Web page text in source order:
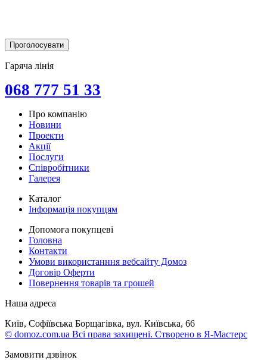
Гаряча лінія
068 777 51 33
Про компанію
Новини
Проекти
Акції
Послуги
Співробітники
Галерея
Каталог
Інформація покупцям
Допомога покупцеві
Головна
Контакти
Умови використанння вебсайту Домоз
Договір Оферти
Повернення товарів та грошей
Наша адреса
Київ, Софіївська Борщагівка, вул. Київська, 66
© domoz.com.ua Всі права захищені. Створено в Я-Мастерс
Замовити дзвінок